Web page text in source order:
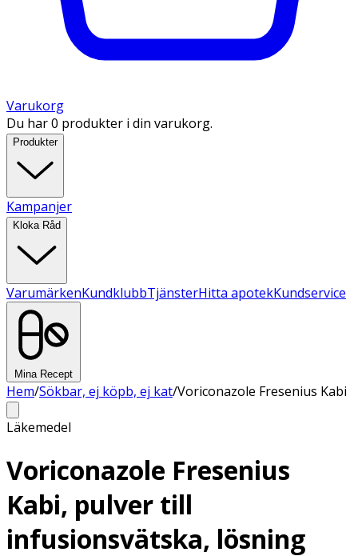
Varukorg
Du har 0 produkter i din varukorg.
Produkter
Kampanjer
Kloka Råd
VarumärkenKundklubbTjänsterHitta apotekKundservice
Mina Recept
Hem/Sökbar, ej köpb, ej kat/Voriconazole Fresenius Kabi
Läkemedel
Voriconazole Fresenius
Kabi, pulver till
infusionsvätska, lösning